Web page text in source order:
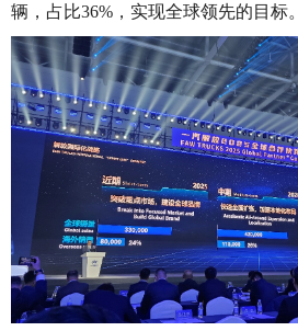
辆，占比36%，实现全球领先的目标。